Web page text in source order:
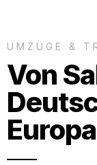
UMZÜGE &
Von
Europa